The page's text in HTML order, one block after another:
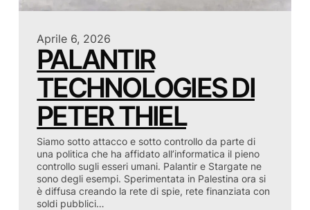
Aprile 6, 2026
PALANTIR
TECHNOLOGIES DI
PETER THIEL
Siamo sotto attacco e sotto controllo da parte di
una politica che ha affidato all’informatica il pieno
controllo sugli esseri umani. Palantir e Stargate ne
sono degli esempi. Sperimentata in Palestina ora si
è diffusa creando la rete di spie, rete finanziata con
soldi pubblici…